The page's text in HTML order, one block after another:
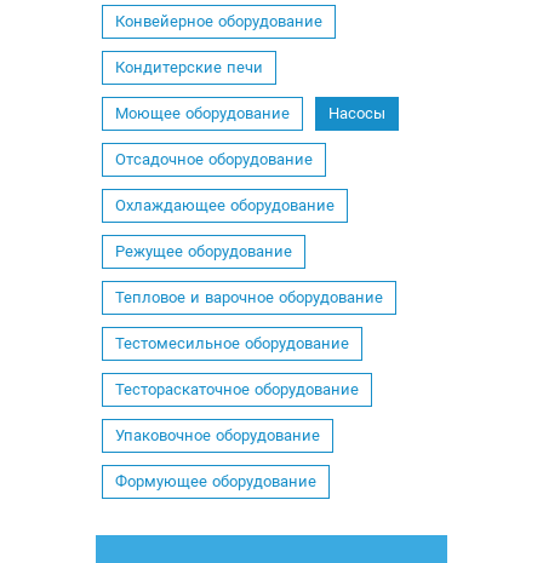
Конвейерное оборудование
Кондитерские печи
Моющее оборудование Насосы
Отсадочное оборудование
Охлаждающее оборудование
Режущее оборудование
Тепловое и варочное оборудование
Тестомесильное оборудование
Тестораскаточное оборудование
Упаковочное оборудование
Формующее оборудование